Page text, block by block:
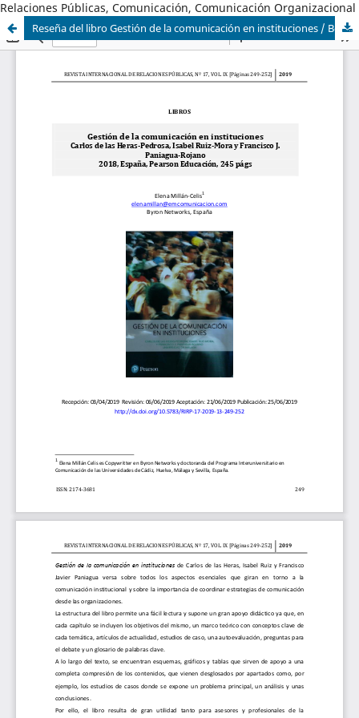
Relaciones Públicas, Comunicación, Comunicación Organizacional
Reseña del libro Gestión de la comunicación en instituciones / Book Review Communication Management in Institutions